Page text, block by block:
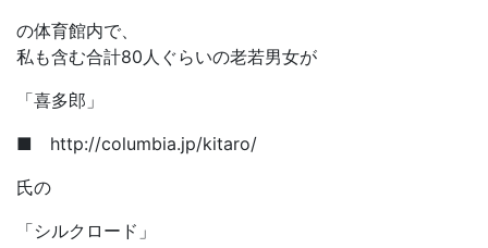
の体育館内で、
私も含む合計80人ぐらいの老若男女が
「喜多郎」
■ http://columbia.jp/kitaro/
氏の
「シルクロード」